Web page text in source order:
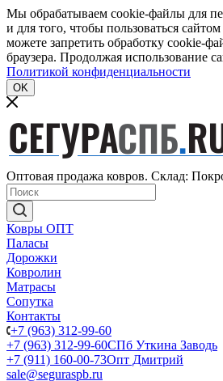
Мы обрабатываем cookie-файлы для
и для того, чтобы пользоваться
можете запретить обработку cookie-
браузера. Продолжая использование
Политикой конфиденциальности
OK
Оптовая продажа ковров. Склад:
Ковры ОПТ
Паласы
Дорожки
Ковролин
Матрасы
Сопутка
Контакты
+7 (963) 312-99-60
+7 (963) 312-99-60СПб Уткина Заводь
+7 (911) 160-00-73Опт Дмитрий
sale@seguraspb.ru